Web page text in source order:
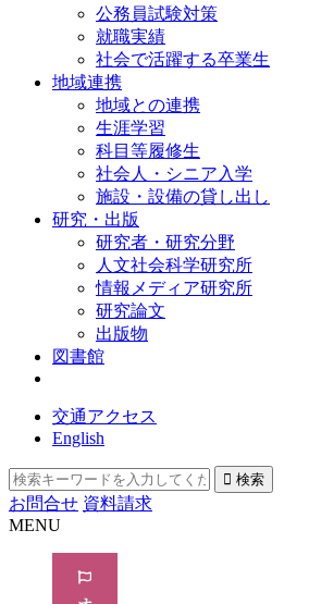
公務員試験対策
就職実績
社会で活躍する卒業生
地域連携
地域との連携
生涯学習
科目等履修生
社会人・シニア入学
施設・設備の貸し出し
研究・出版
研究者・研究分野
人文社会科学研究所
情報メディア研究所
研究論文
出版物
図書館
交通アクセス
English
お問合せ 資料請求
MENU